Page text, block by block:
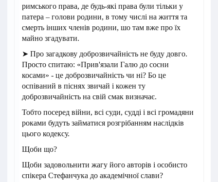
римського права, де будь-які права були тільки у
патера – голови родини, в тому числі на життя та
смерть інших членів родини, шо там вже про їх
майно згадувати.
➤ Про загадкову доброзвичайність не буду довго.
Просто спитаю: «Прив'язали Галю до сосни
косами» - це доброзвичайність чи ні? Бо це
оспіваний в піснях звичай і кожен ту
доброзвичайність на свій смак визначає.
Тобто посеред війни, всі суди, судді і всі громадяни
роками будуть займатися розгрібанням наслідків
цього кодексу.
Щоби що?
Щоби задовольнити жагу його авторів і особисто
спікера Стефанчука до академічної слави?